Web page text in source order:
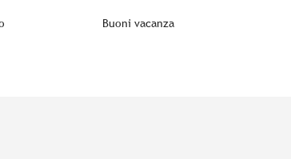
Buoni vacanza